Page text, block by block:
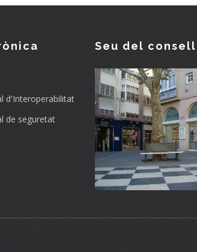
d'Interoperabilitat
de seguretat
Seu del consell